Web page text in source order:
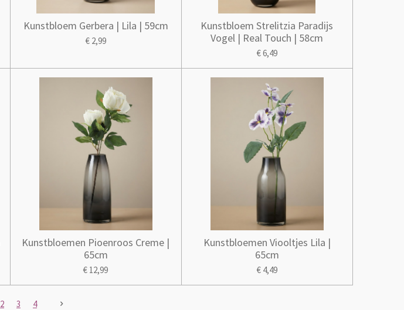
Kunstbloem Gerbera | Lila | 59cm
€ 2,99
Kunstbloem Strelitzia Paradijs
Vogel | Real Touch | 58cm
€ 6,49
Kunstbloemen Pioenroos Creme |
65cm
€ 12,99
Kunstbloemen Viooltjes Lila |
65cm
€ 4,49
2 3 4